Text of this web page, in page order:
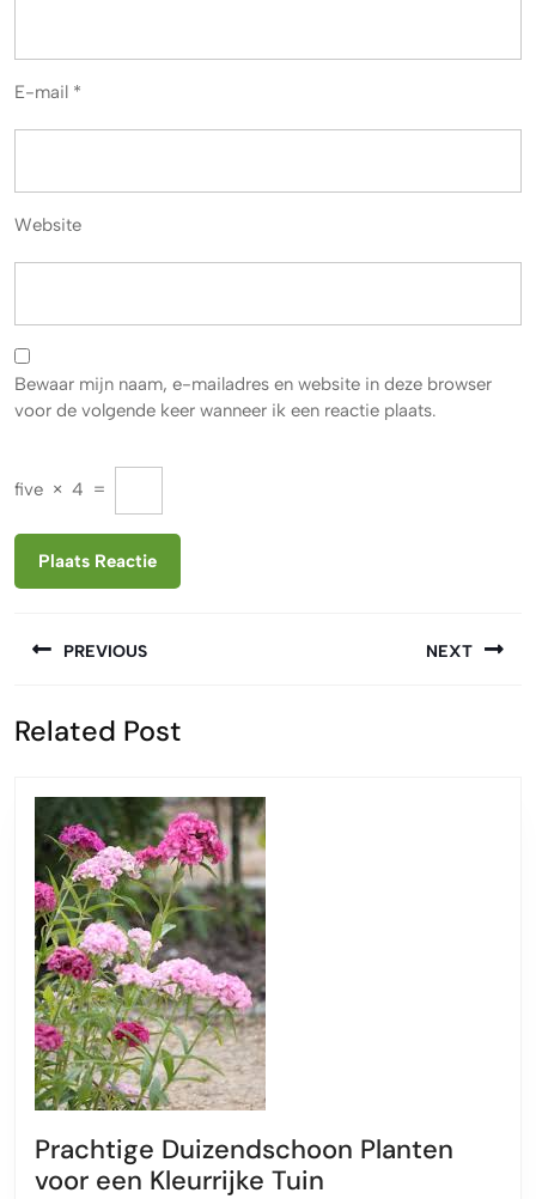
E-mail *
Website
Bewaar mijn naam, e-mailadres en website in deze browser
voor de volgende keer wanneer ik een reactie plaats.
five × 4 =
PREVIOUS
bericht:
NEXT
Related Post
Prachtige Duizendschoon Planten
voor een Kleurrijke Tuin